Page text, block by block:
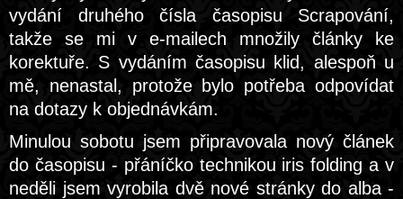
vydání druhého čísla časopisu Scrapování,
takže se mi v e-mailech množily články ke
korektuře. S vydáním časopisu klid, alespoň u
mě, nenastal, protože bylo potřeba odpovídat
na dotazy k objednávkám.
Minulou sobotu jsem připravovala nový článek
do časopisu - přáníčko technikou iris folding a v
neděli jsem vyrobila dvě nové stránky do alba -